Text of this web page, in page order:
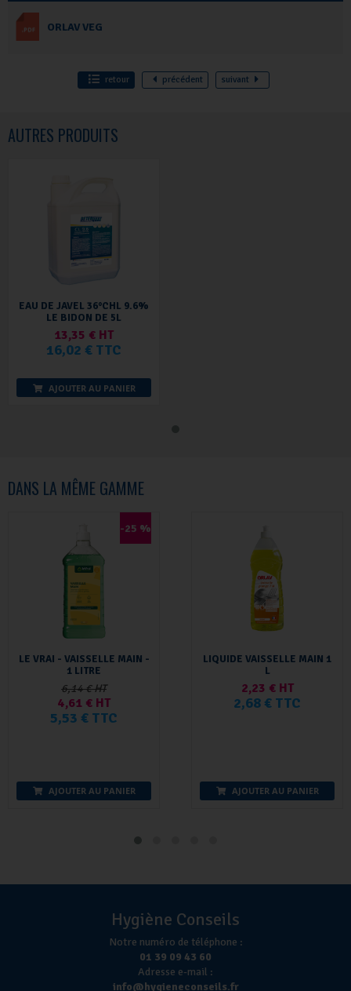
ORLAV VEG
retour précédent suivant
AUTRES PRODUITS
EAU DE JAVEL 36°CHL 9.6%
LE BIDON DE 5L
13,35 € HT
16,02 € TTC
AJOUTER AU PANIER
DANS LA MÊME GAMME
-25 %
LE VRAI - VAISSELLE MAIN -
1 LITRE
6,14 € HT
4,61 € HT
5,53 € TTC
AJOUTER AU PANIER
LIQUIDE VAISSELLE MAIN 1
L
2,23 € HT
2,68 € TTC
AJOUTER AU PANIER
Hygiène Conseils
Notre numéro de téléphone :
01 39 09 43 60
Adresse e-mail :
info@hygieneconseils.fr